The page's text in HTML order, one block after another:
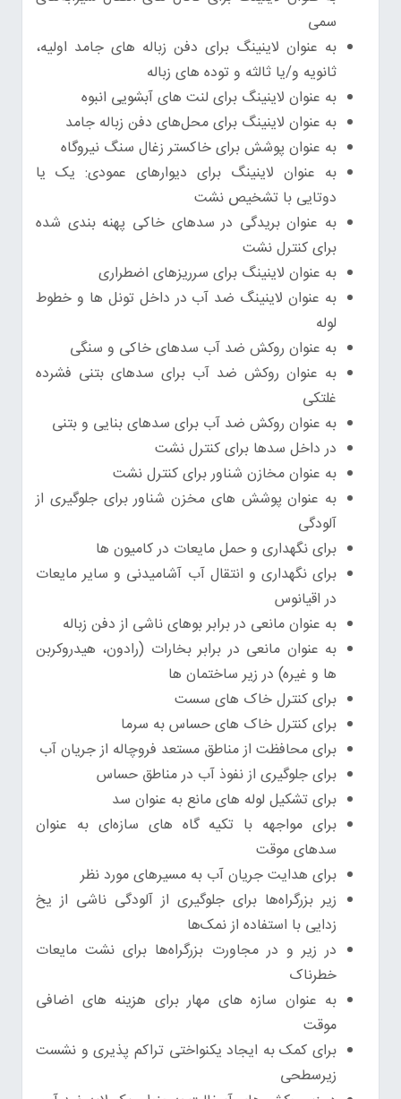
سمی
به عنوان لاینینگ برای دفن زباله های جامد اولیه،
ثانویه و/یا ثالثه و توده های زباله
به عنوان لاینینگ برای لنت های آبشویی انبوه
به عنوان لاینینگ برای محل‌های دفن زباله جامد
به عنوان پوشش برای خاکستر زغال سنگ نیروگاه
به عنوان لاینینگ برای دیوارهای عمودی: یک یا
دوتایی با تشخیص نشت
به عنوان بریدگی در سدهای خاکی پهنه بندی شده
برای کنترل نشت
به عنوان لاینینگ برای سرریزهای اضطراری
به عنوان لاینینگ ضد آب در داخل تونل ها و خطوط
لوله
به عنوان روکش ضد آب سدهای خاکی و سنگی
به عنوان روکش ضد آب برای سدهای بتنی فشرده
غلتکی
به عنوان روکش ضد آب برای سدهای بنایی و بتنی
در داخل سدها برای کنترل نشت
به عنوان مخازن شناور برای کنترل نشت
به عنوان پوشش های مخزن شناور برای جلوگیری از
آلودگی
برای نگهداری و حمل مایعات در کامیون ها
برای نگهداری و انتقال آب آشامیدنی و سایر مایعات
در اقیانوس
به عنوان مانعی در برابر بوهای ناشی از دفن زباله
به عنوان مانعی در برابر بخارات (رادون، هیدروکربن
ها و غیره) در زیر ساختمان ها
برای کنترل خاک های سست
برای کنترل خاک های حساس به سرما
برای محافظت از مناطق مستعد فروچاله از جریان آب
برای جلوگیری از نفوذ آب در مناطق حساس
برای تشکیل لوله های مانع به عنوان سد
برای مواجهه با تکیه گاه های سازه‌ای به عنوان
سدهای موقت
برای هدایت جریان آب به مسیرهای مورد نظر
زیر بزرگراه‌ها برای جلوگیری از آلودگی ناشی از یخ
زدایی با استفاده از نمک‌ها
در زیر و در مجاورت بزرگراه‌ها برای نشت مایعات
خطرناک
به عنوان سازه های مهار برای هزینه های اضافی
موقت
برای کمک به ایجاد یکنواختی تراکم پذیری و نشست
زیرسطحی